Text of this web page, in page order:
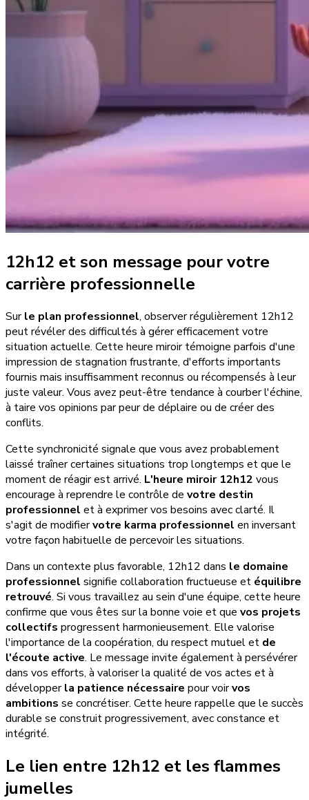
12h12 et son message pour votre
carrière professionnelle
Surle plan professionnel, observer régulièrement 12h12
peut révéler des difficultés à gérer efficacement votre
situation actuelle. Cette heure miroir témoigne parfois d'une
impression de stagnation frustrante, d'efforts importants
fournis mais insuffisamment reconnus ou récompensés à leur
juste valeur. Vous avez peut-être tendance à courber l'échine,
à taire vos opinions par peur de déplaire ou de créer des
conflits.
Cette synchronicité signale que vous avez probablement
laissé traîner certaines situations trop longtemps et que le
moment de réagir est arrivé. L'heure miroir 12h12 vous
encourage à reprendre le contrôle de votre destin
professionnel et à exprimer vos besoins avec clarté. Il
s'agit de modifiervotre karma professionnel en inversant
votre façon habituelle de percevoir les situations.
Dans un contexte plus favorable, 12h12 dans le domaine
professionnel signifie collaboration fructueuse et équilibre
retrouvé. Si vous travaillez au sein d'une équipe, cette heure
confirme que vous êtes sur la bonne voie et que vos projets
collectifs progressent harmonieusement. Elle valorise
l'importance de la coopération, du respect mutuel et de
l'écoute active. Le message invite également à persévérer
dans vos efforts, à valoriser la qualité de vos actes et à
développerla patience nécessaire pour voirvos
ambitions se concrétiser. Cette heure rappelle que le succès
durable se construit progressivement, avec constance et
intégrité.
Le lien entre 12h12 et les flammes
jumelles